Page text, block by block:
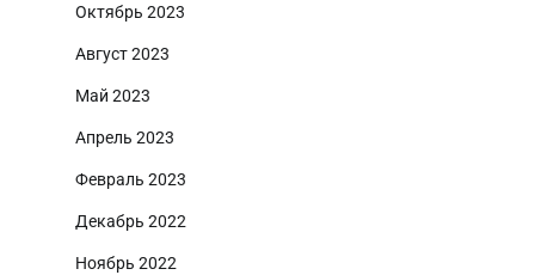
Октябрь 2023
Август 2023
Май 2023
Апрель 2023
Февраль 2023
Декабрь 2022
Ноябрь 2022